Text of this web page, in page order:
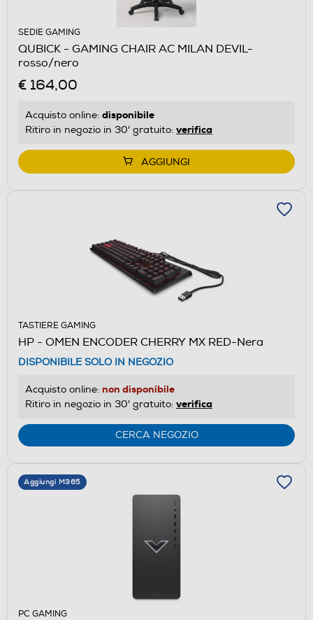
SEDIE GAMING
QUBICK - GAMING CHAIR AC MILAN DEVIL-
rosso/nero
€ 164,00
Acquisto online: disponibile
Ritiro in negozio in 30' gratuito: verifica
AGGIUNGI
TASTIERE GAMING
HP - OMEN ENCODER CHERRY MX RED-Nera
DISPONIBILE SOLO IN NEGOZIO
Acquisto online: non disponibile
Ritiro in negozio in 30' gratuito: verifica
CERCA NEGOZIO
Aggiungi M365
PC GAMING